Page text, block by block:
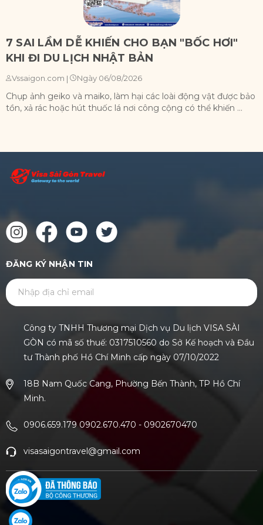
7 SAI LẦM DỄ KHIẾN CHO BẠN "BỐC HƠI"
KHI ĐI DU LỊCH NHẬT BẢN
Vssaigon.com | Ngày 06/08/2026
Chụp ảnh geiko và maiko, làm hại các loài động vật được bảo
tồn, xả rác hoặc hút thuốc lá nơi công cộng có thể khiến ...
ĐĂNG KÝ NHẬN TIN
Công ty TNHH Thương mại Dịch vụ Du lịch VISA SÀI
GÒN có mã số thuế: 0317510560 do Sở Kế hoạch và Đầu
tư Thành phố Hồ Chí Minh cấp ngày 07/10/2022
18B Nam Quốc Cang, Phường Bến Thành, TP Hồ Chí
Minh.
0906.659.179 0902.670.470 - 0902670470
visasaigontravel@gmail.com